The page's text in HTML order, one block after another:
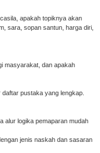
apakah topiknya akan
sara, sopan santun, harga diri,
masyarakat, dan apakah
pustaka yang lengkap.
alur logika pemaparan mudah
jenis naskah dan sasaran